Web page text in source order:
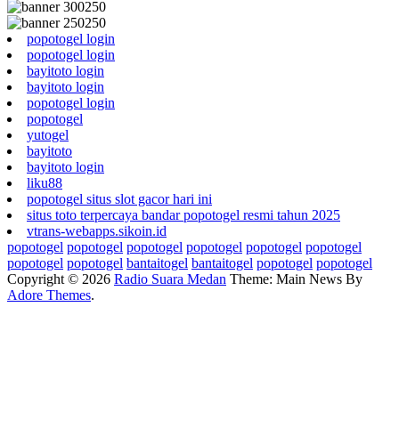
popotogel login
popotogel login
bayitoto login
bayitoto login
popotogel login
popotogel
yutogel
bayitoto
bayitoto login
liku88
popotogel situs slot gacor hari ini
situs toto terpercaya bandar popotogel resmi tahun 2025
vtrans-webapps.sikoin.id
popotogel popotogel popotogel popotogel popotogel popotogel
popotogel popotogel bantaitogel bantaitogel popotogel popotogel
Copyright © 2026 Radio Suara Medan Theme: Main News By
Adore Themes.